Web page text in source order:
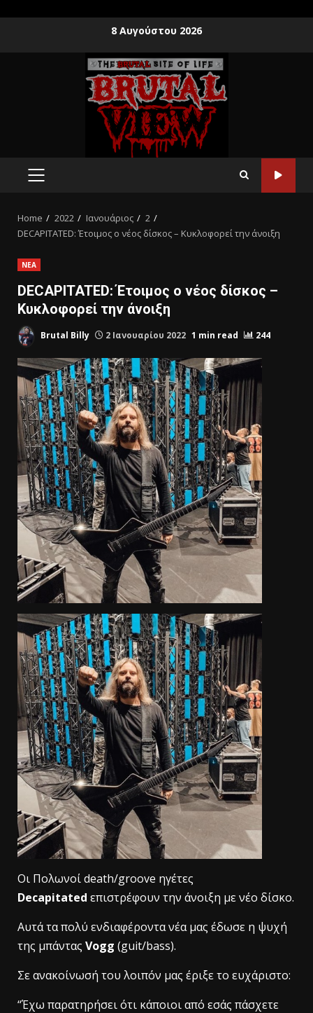
8 Αυγούστου 2026
Home 2022 Ιανουάριος
2
DECAPITATED: Έτοιμος ο νέος δίσκος – Κυκλοφορεί την άνοιξη
ΝΕΑ
DECAPITATED: Έτοιμος ο νέος δίσκος –
Κυκλοφορεί την άνοιξη
Brutal Billy 2 Ιανουαρίου 2022 1 min read 244
Οι Πολωνοί death/groove ηγέτες
Decapitated επιστρέφουν την άνοιξη με νέο δίσκο.
Αυτά τα πολύ ενδιαφέροντα νέα μας έδωσε η ψυχή
της μπάντας Vogg (guit/bass).
Σε ανακοίνωσή του λοιπόν μας έριξε το ευχάριστο:
“Έχω παρατηρήσει ότι κάποιοι από εσάς πάσχετε